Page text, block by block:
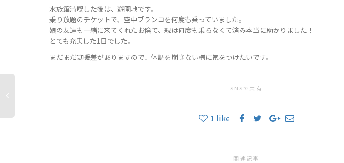
水族館満喫した後は、遊園地です。
乗り放題のチケットで、空中ブランコを何度も乗っていました。
娘の友達も一緒に来てくれたお陰で、親は何度も乗らなくて済み本当に助かりました！
とても充実した1日でした。
まだまだ寒暖差がありますので、体調を崩さない様に気をつけたいです。
SNSで共有
1 like
関連記事